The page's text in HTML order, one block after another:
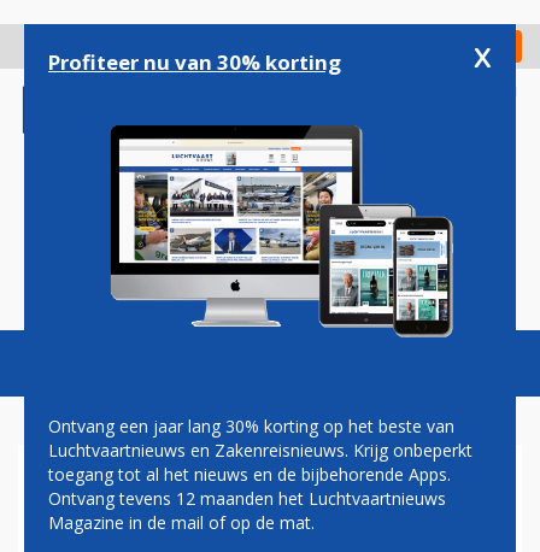
gaan
Check in
Magazine Podcasts Vacatures
STAR ALLIANCE LOUNGE OP
SCHIPHOL IN MAART OPEN
Profiteer nu van 30% korting x
Ontvang een jaar lang 30% korting op het beste van
Luchtvaartnieuws en Zakenreisnieuws. Krijg onbeperkt
toegang tot al het nieuws en de bijbehorende Apps.
Ontvang tevens 12 maanden het Luchtvaartnieuws
Magazine in de mail of op de mat.